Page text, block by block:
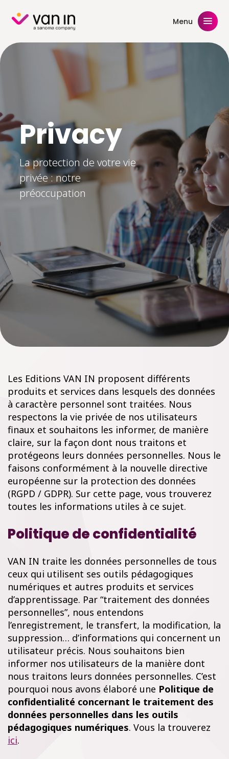
content Menu
Privacy
La protection de votre vie
privée : notre
préoccupation
Les Editions VAN IN proposent différents
produits et services dans lesquels des données
à caractère personnel sont traitées. Nous
respectons la vie privée de nos utilisateurs
finaux et souhaitons les informer, de manière
claire, sur la façon dont nous traitons et
protégeons leurs données personnelles. Nous le
faisons conformément à la nouvelle directive
européenne sur la protection des données
(RGPD / GDPR). Sur cette page, vous trouverez
toutes les informations utiles à ce sujet.
Politique de confidentialité
VAN IN traite les données personnelles de tous
ceux qui utilisent ses outils pédagogiques
numériques et autres produits et services
d’apprentissage. Par “traitement des données
personnelles”, nous entendons
l’enregistrement, le transfert, la modification, la
suppression… d’informations qui concernent un
utilisateur précis. Nous souhaitons bien
informer nos utilisateurs de la manière dont
nous traitons leurs données personnelles. C’est
pourquoi nous avons élaboré une Politique de
confidentialité concernant le traitement des
données personnelles dans les outils
pédagogiques numériques. Vous la trouverez
ici.